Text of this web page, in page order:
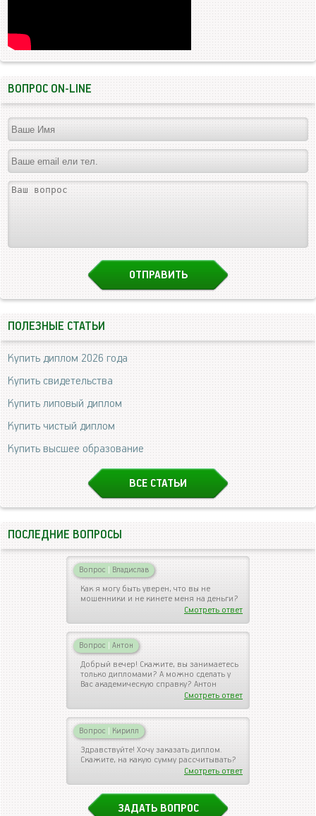
ВОПРОС ON-LINE
ПОЛЕЗНЫЕ СТАТЬИ
Купить диплом 2026 года
Купить свидетельства
Купить липовый диплом
Купить чистый диплом
Купить высшее образование
ВСЕ СТАТЬИ
ПОСЛЕДНИЕ ВОПРОСЫ
Вопрос | Владислав
Как я могу быть уверен, что вы не
мошенники и не кинете меня на деньги?
Смотреть ответ
Вопрос | Антон
Добрый вечер! Скажите, вы занимаетесь
только дипломами? А можно сделать у
Вас академическую справку? Антон
Смотреть ответ
Вопрос | Кирилл
Здравствуйте! Хочу заказать диплом.
Скажите, на какую сумму рассчитывать?
Смотреть ответ
ЗАДАТЬ ВОПРОС